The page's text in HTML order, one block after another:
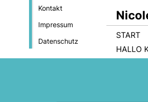
Kontakt
Impressum
Datenschutz
START
HALLO